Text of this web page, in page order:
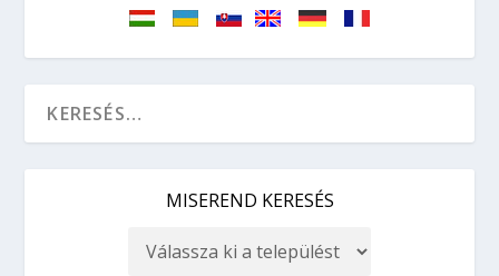
MISEREND KERESÉS